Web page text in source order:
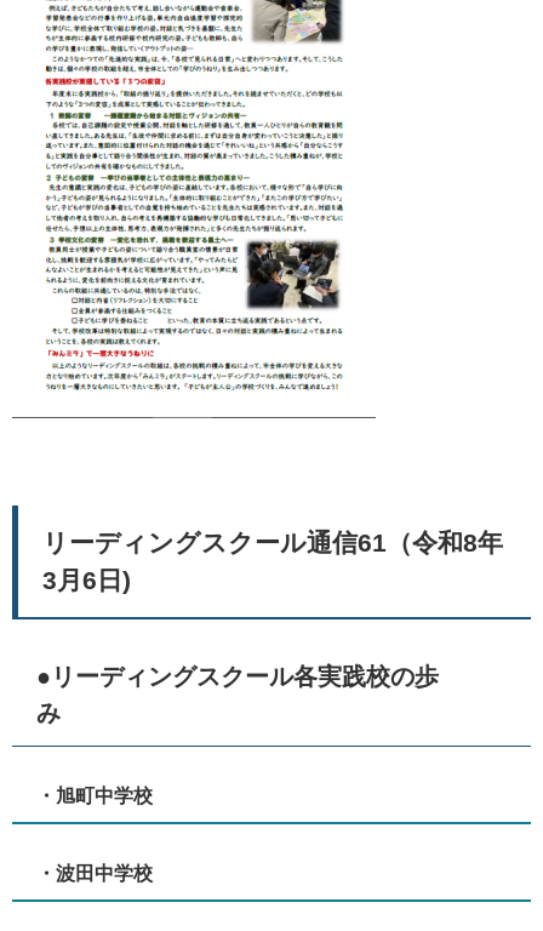
リーディングスクール通信61（令和8年
3月6日)
●リーディングスクール各実践校の歩
み
・旭町中学校
・波田中学校